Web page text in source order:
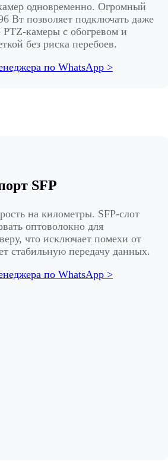
одновременно. Огромный
Вт позволяет подключать даже
камеры с обогревом и
без риска перебоев.
по WhatsApp >
SFP
на километры. SFP-слот
оптоволокно для
что исключает помехи от
стабильную передачу данных.
по WhatsApp >